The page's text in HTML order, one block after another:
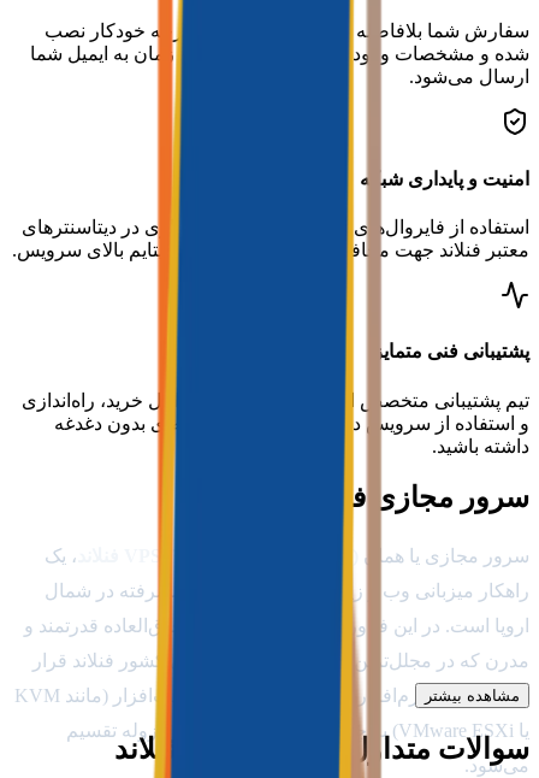
سفارش شما بلافاصله پس از پرداخت وارد چرخه خودکار نصب
شده و مشخصات ورود به سرور در کوتاه‌ترین زمان به ایمیل شما
ارسال می‌شود.
امنیت و پایداری شبکه
استفاده از فایروال‌های سخت‌افزاری و نرم‌افزاری در دیتاسنترهای
معتبر فنلاند جهت محافظت از داده‌ها و تضمین آپتایم بالای سرویس.
پشتیبانی فنی متمایز
تیم پشتیبانی متخصص ابر وارش در تمامی مراحل خرید، راه‌اندازی
و استفاده از سرویس در کنار شماست تا تجربه‌ای بدون دغدغه
داشته باشید.
سرور مجازی فنلاند چیست؟
سرور مجازی یا همان
، یک
راهکار میزبانی وب و زیرساخت شبکه بسیار پیشرفته در شمال
اروپا است. در این فناوری، یک سرور فیزیکی فوق‌العاده قدرتمند و
مدرن که در مجلل‌ترین و امن‌ترین دیتاسنترهای کشور فنلاند قرار
دارد، به کمک نرم‌افزارهای مجازی‌ساز لایه سخت‌افزار (مانند KVM
یا VMware ESXi) به چند بخش کاملاً مستقل و ایزوله تقسیم
می‌شود.
مشاهده بیشتر
سوالات متداول سرور مجازی فنلاند